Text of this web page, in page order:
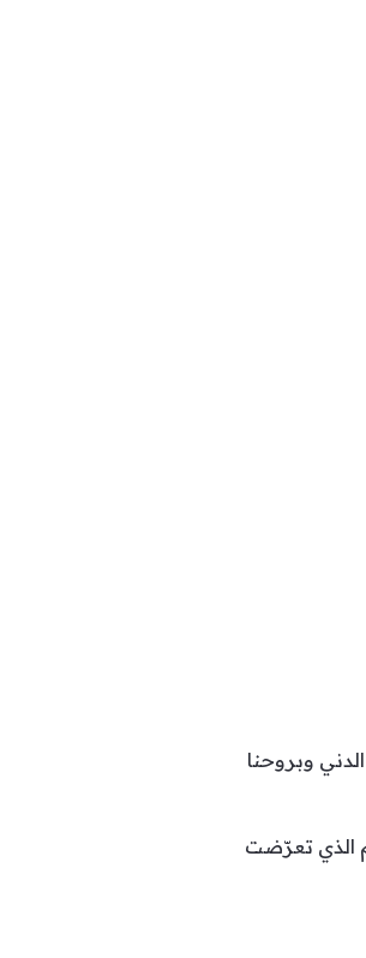
وبروحنا
الذي تعرّضت